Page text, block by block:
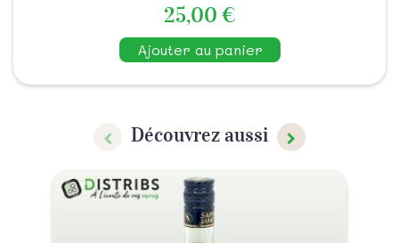
25,00 €
Ajouter au panier
Découvrez aussi